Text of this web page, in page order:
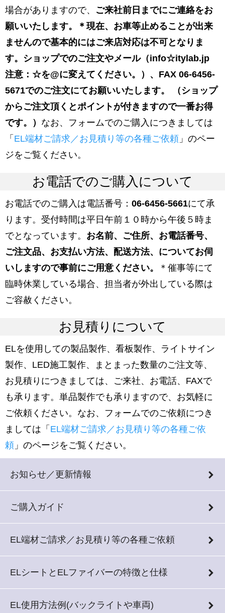
場合がありますので、 ご来社前日までにご連絡をお
願いいたします。＊現在、お車等止めることが出来
ませんので基本的にはご来店対応は不可となりま
す。ショップでのご注文やメール（info☆itylab.jp
注意：☆を@に変えてください。）、FAX 06-6456-
5671でのご注文にてお願いいたします。 （ショップ
からご注文頂くとポイントが付きますので一番お得
です。） なお、フォームでのご購入につきましては
「 EL端材ご請求／お見積り等の各種ご依頼 」のペー
ジをご覧ください。
お電話でのご購入について
お電話でのご購入は電話番号： 06-6456-5661にて承
ります。受付時間は平日午前１０時から午後５時ま
でとなっています。 お名前、ご住所、お電話番号、
ご注文品、お支払い方法、配送方法、についてお伺
いしますので事前にご用意ください。
＊催事等にて
臨時休業している場合、担当者が外出している際は
ご容赦ください。
お見積りについて
ELを使用しての製品製作、看板製作、ライトサイン
製作、LED施工製作、まとまった数量のご注文等、
お見積りにつきましては、ご来社、お電話、FAXで
も承ります。単品製作でも承りますので、お気軽に
ご依頼ください。なお、フォームでのご依頼につき
ましては「 EL端材ご請求／お見積り等の各種ご依
頼 」のページをご覧ください。
お知らせ／更新情報
ご購入ガイド
EL端材ご請求／お見積り等の各種ご依頼
ELシートとELファイバーの特徴と仕様
EL使用方法例(バックライトや車両)